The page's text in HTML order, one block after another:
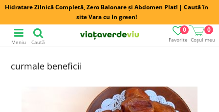
Hidratare Zilnică Completă, Zero Balonare și Abdomen Plat! | Caută în
site Vara cu In green!
Favorite
0
Coșul meu
0
Meniu Caută
curmale beneficii